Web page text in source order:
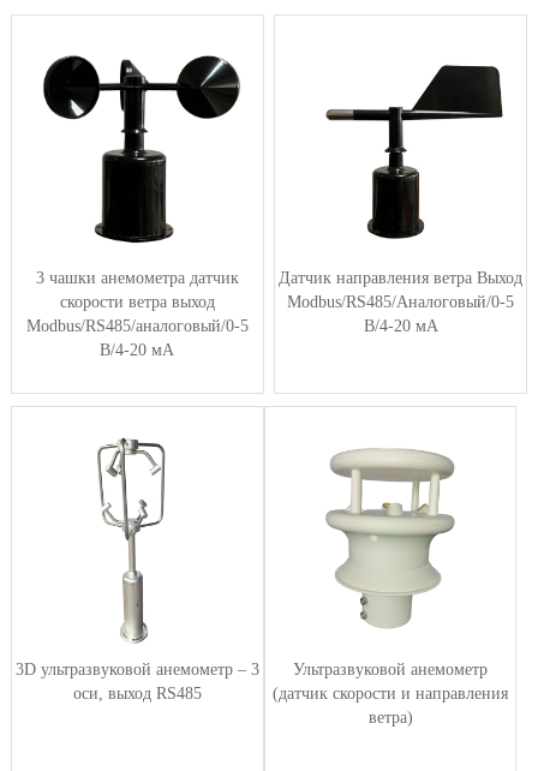
3 чашки анемометра датчик
скорости ветра выход
Modbus/RS485/аналоговый/0-5
В/4-20 мА
Датчик направления ветра Выход
Modbus/RS485/Аналоговый/0-5
В/4-20 мА
3D ультразвуковой анемометр – 3
оси, выход RS485
Ультразвуковой анемометр
(датчик скорости и направления
ветра)